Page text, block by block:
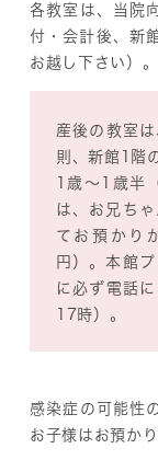
各教室は、当院
付・会計後、新
お越し下さい）
産後の教室
則、新館1階
1歳～1歳半
は、お兄ち
てお預かり
円）。本館
に必ず電話
17時）。
感染症の可能性
お子様はお預か